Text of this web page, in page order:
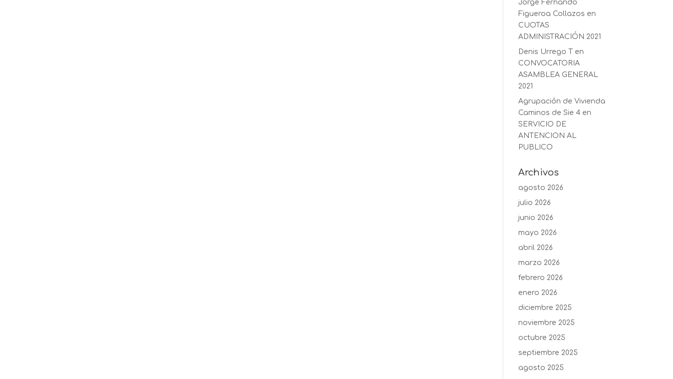
Jorge Fernando
Figueroa Collazos en
CUOTAS
ADMINISTRACIÓN 2021
Denis Urrego T
en
CONVOCATORIA
ASAMBLEA GENERAL
2021
Agrupación de Vivienda
Caminos de Sie 4 en
SERVICIO DE
ANTENCION AL
PUBLICO
Archivos
agosto 2026
julio 2026
junio 2026
mayo 2026
abril 2026
marzo 2026
febrero 2026
enero 2026
diciembre 2025
noviembre 2025
octubre 2025
septiembre 2025
agosto 2025